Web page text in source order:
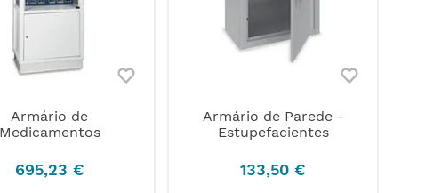
Armário de
Medicamentos
695,23 €
Armário de Parede -
Estupefacientes
133,50 €